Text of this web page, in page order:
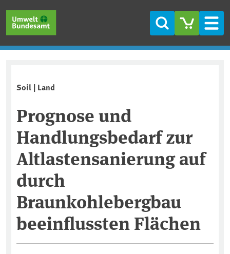
Search
Soil | Land
Prognose und
Handlungsbedarf zur
Altlastensanierung auf
durch
Braunkohlebergbau
beeinflussten Flächen